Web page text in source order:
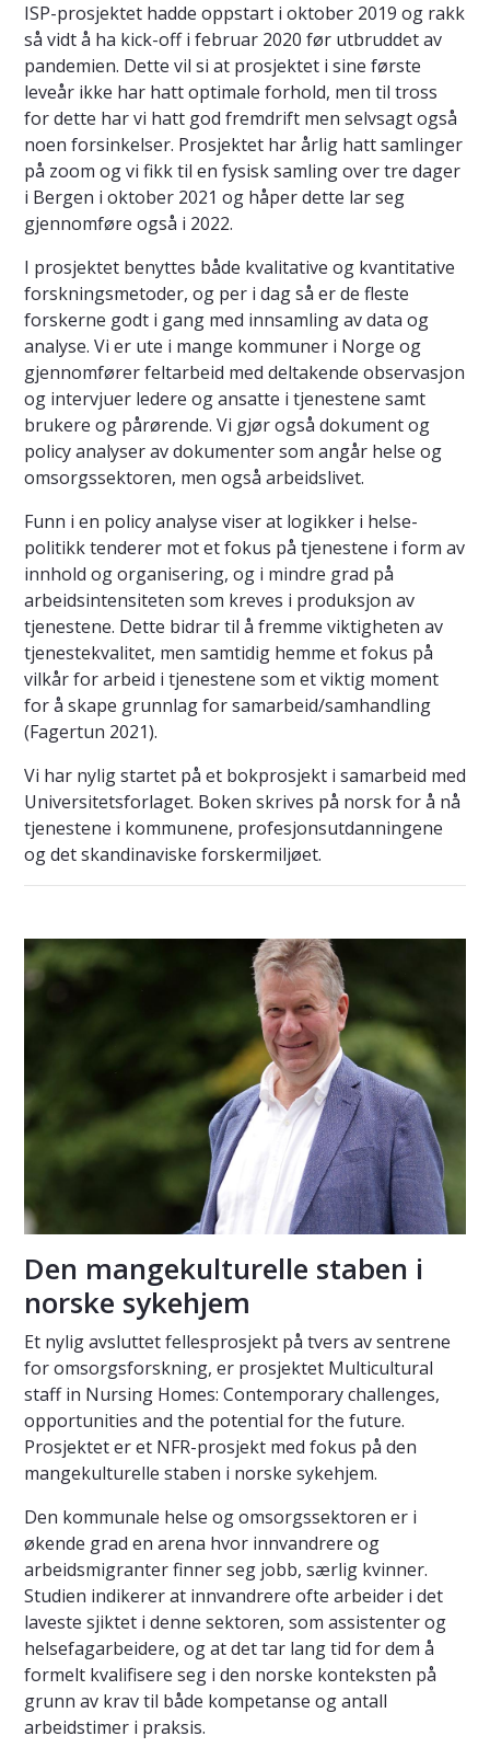
ISP-prosjektet hadde oppstart i oktober 2019 og rakk
så vidt å ha kick-off i februar 2020 før utbruddet av
pandemien. Dette vil si at prosjektet i sine første
leveår ikke har hatt optimale forhold, men til tross
for dette har vi hatt god fremdrift men selvsagt også
noen forsinkelser. Prosjektet har årlig hatt samlinger
på zoom og vi fikk til en fysisk samling over tre dager
i Bergen i oktober 2021 og håper dette lar seg
gjennomføre også i 2022.
I prosjektet benyttes både kvalitative og kvantitative
forskningsmetoder, og per i dag så er de fleste
forskerne godt i gang med innsamling av data og
analyse. Vi er ute i mange kommuner i Norge og
gjennomfører feltarbeid med deltakende observasjon
og intervjuer ledere og ansatte i tjenestene samt
brukere og pårørende. Vi gjør også dokument og
policy analyser av dokumenter som angår helse og
omsorgssektoren, men også arbeidslivet.
Funn i en policy analyse viser at logikker i helse-
politikk tenderer mot et fokus på tjenestene i form av
innhold og organisering, og i mindre grad på
arbeidsintensiteten som kreves i produksjon av
tjenestene. Dette bidrar til å fremme viktigheten av
tjenestekvalitet, men samtidig hemme et fokus på
vilkår for arbeid i tjenestene som et viktig moment
for å skape grunnlag for samarbeid/samhandling
(Fagertun 2021).
Vi har nylig startet på et bokprosjekt i samarbeid med
Universitetsforlaget. Boken skrives på norsk for å nå
tjenestene i kommunene, profesjonsutdanningene
og det skandinaviske forskermiljøet.
Den mangekulturelle staben i
norske sykehjem
Et nylig avsluttet fellesprosjekt på tvers av sentrene
for omsorgsforskning, er prosjektet Multicultural
staff in Nursing Homes: Contemporary challenges,
opportunities and the potential for the future.
Prosjektet er et NFR-prosjekt med fokus på den
mangekulturelle staben i norske sykehjem.
Den kommunale helse og omsorgssektoren er i
økende grad en arena hvor innvandrere og
arbeidsmigranter finner seg jobb, særlig kvinner.
Studien indikerer at innvandrere ofte arbeider i det
laveste sjiktet i denne sektoren, som assistenter og
helsefagarbeidere, og at det tar lang tid for dem å
formelt kvalifisere seg i den norske konteksten på
grunn av krav til både kompetanse og antall
arbeidstimer i praksis.